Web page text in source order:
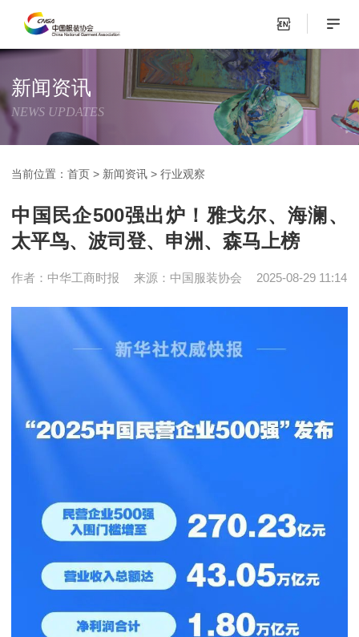
新闻资讯
NEWS UPDATES
当前位置：首页 > 新闻资讯 >行业观察
中国民企500强出炉！雅戈尔、海澜、
太平鸟、波司登、申洲、森马上榜
作者：中华工商时报 来源：中国服装协会 2025-08-29 11:14